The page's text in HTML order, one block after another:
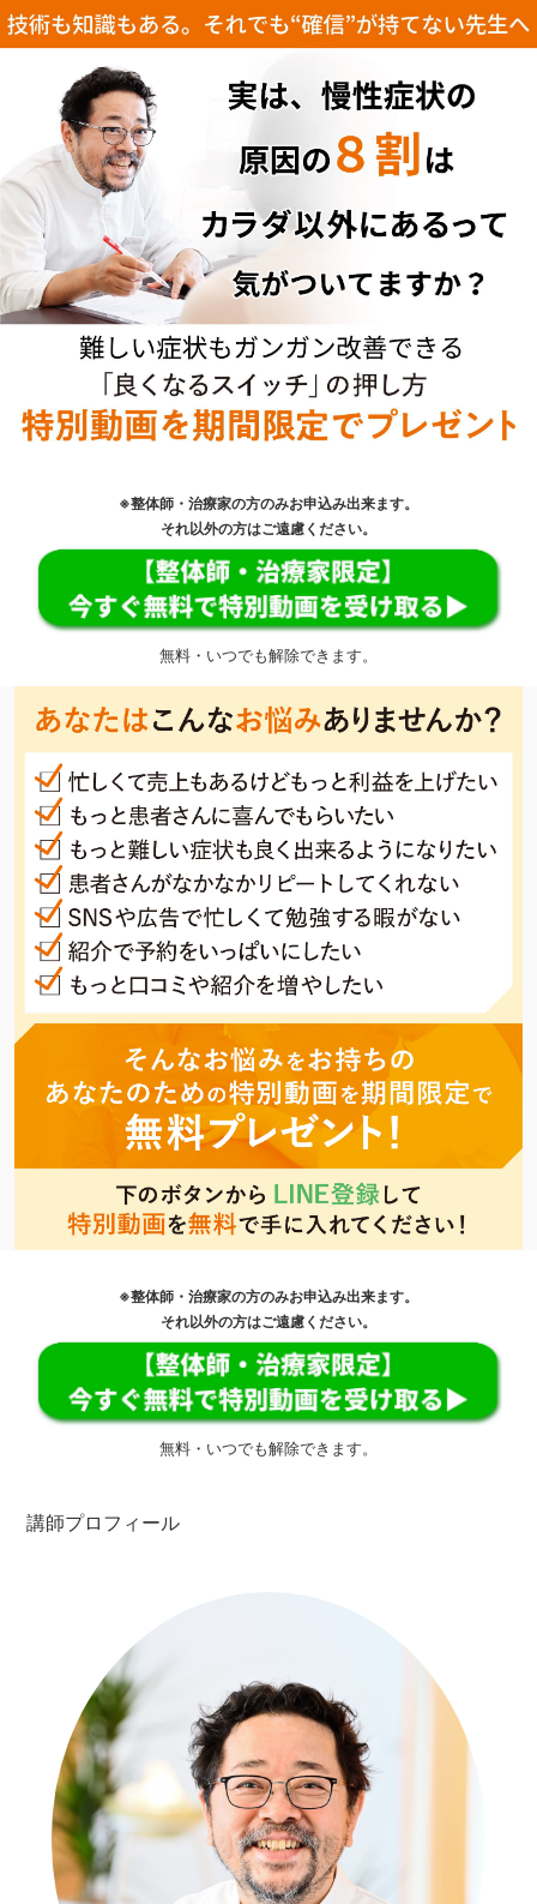
※整体師・治療家の方のみお申込み出来ます。
それ以外の方はご遠慮ください。
無料・いつでも解除できます。
※整体師・治療家の方のみお申込み出来ます。
それ以外の方はご遠慮ください。
無料・いつでも解除できます。
講師プロフィール